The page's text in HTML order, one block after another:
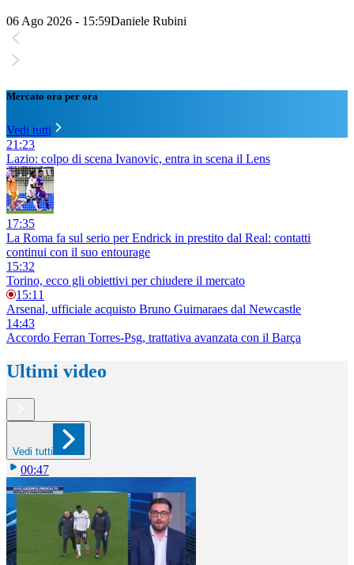
06 Ago 2026 - 15:59Daniele Rubini
Mercato ora per ora
Vedi tutti
21:23
Lazio: colpo di scena Ivanovic, entra in scena il Lens
17:35
La Roma fa sul serio per Endrick in prestito dal Real: contatti
continui con il suo entourage
15:32
Torino, ecco gli obiettivi per chiudere il mercato
15:11
Arsenal, ufficiale acquisto Bruno Guimaraes dal Newcastle
14:43
Accordo Ferran Torres-Psg, trattativa avanzata con il Barça
Ultimi video
Vedi tutti
00:47